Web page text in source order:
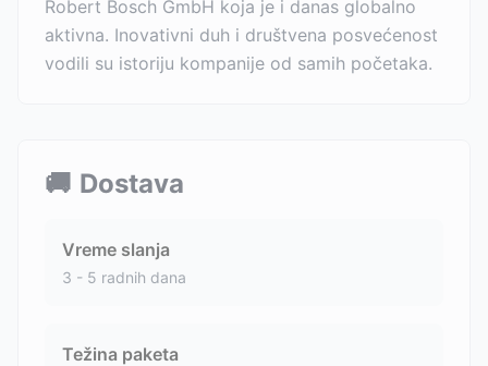
Robert Bosch GmbH koja je i danas globalno
aktivna. Inovativni duh i društvena posvećenost
vodili su istoriju kompanije od samih početaka.
🚚 Dostava
Vreme slanja
3 - 5 radnih dana
Težina paketa